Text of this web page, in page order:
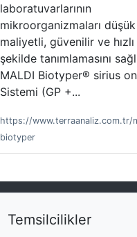
laboratuvarlarının
mikroorganizmaları düşük
maliyetli, güvenilir ve
şekilde tanımlamasını
MALDI Biotyper® sirius
Sistemi (GP +...
https://www.terraanaliz.com.tr/
biotyper
Temsilcilikler